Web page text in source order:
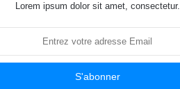
Lorem ipsum dolor sit amet, consectetur.